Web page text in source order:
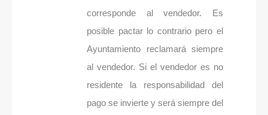
corresponde al vendedor. Es
posible pactar lo contrario pero el
Ayuntamiento reclamará siempre
al vendedor. Si el vendedor es no
residente la responsabilidad del
pago se invierte y será siempre del